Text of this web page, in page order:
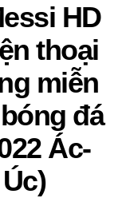
Ba
HD
thoại
miễn
đá
Ác-